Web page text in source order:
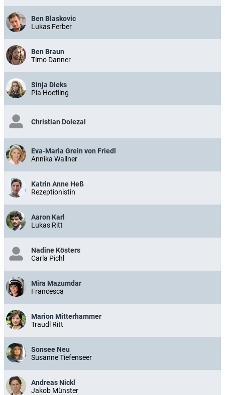
Ben Blaskovic
Lukas Ferber
Ben Braun
Timo Danner
Sinja Dieks
Pia Hoefling
Christian Dolezal
Eva-Maria Grein von Friedl
Annika Wallner
Katrin Anne Heß
Rezeptionistin
Aaron Karl
Lukas Ritt
Nadine Kösters
Carla Pichl
Mira Mazumdar
Francesca
Marion Mitterhammer
Traudl Ritt
Sonsee Neu
Susanne Tiefenseer
Andreas Nickl
Jakob Münster